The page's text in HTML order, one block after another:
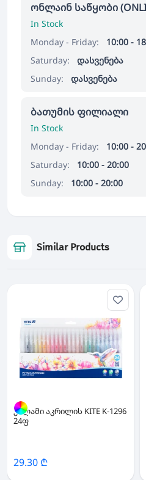
ონლაინ საწყობი
In Stock
Monday - Friday:
10:00 -
Saturday:
დასვენება
Sunday:
დასვენება
ბათუმის ფილიალი
In Stock
Monday - Friday:
10:00 -
Saturday:
10:00 - 20:00
Sunday:
10:00 - 20:00
Similar Products
კალამი აკრილის KITE K-1296
24ფ
29.30 ₾